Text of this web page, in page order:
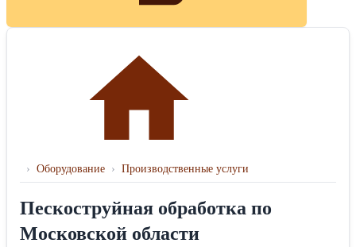
› Оборудование › Производственные услуги
Пескоструйная обработка по
Московской области